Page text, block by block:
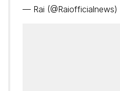
— Rai (@Raiofficialnews)